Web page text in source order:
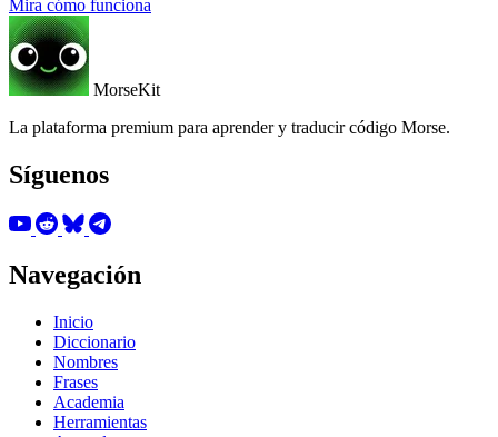
Mira cómo funciona
MorseKit
La plataforma premium para aprender y traducir código Morse.
Síguenos
Navegación
Inicio
Diccionario
Nombres
Frases
Academia
Herramientas